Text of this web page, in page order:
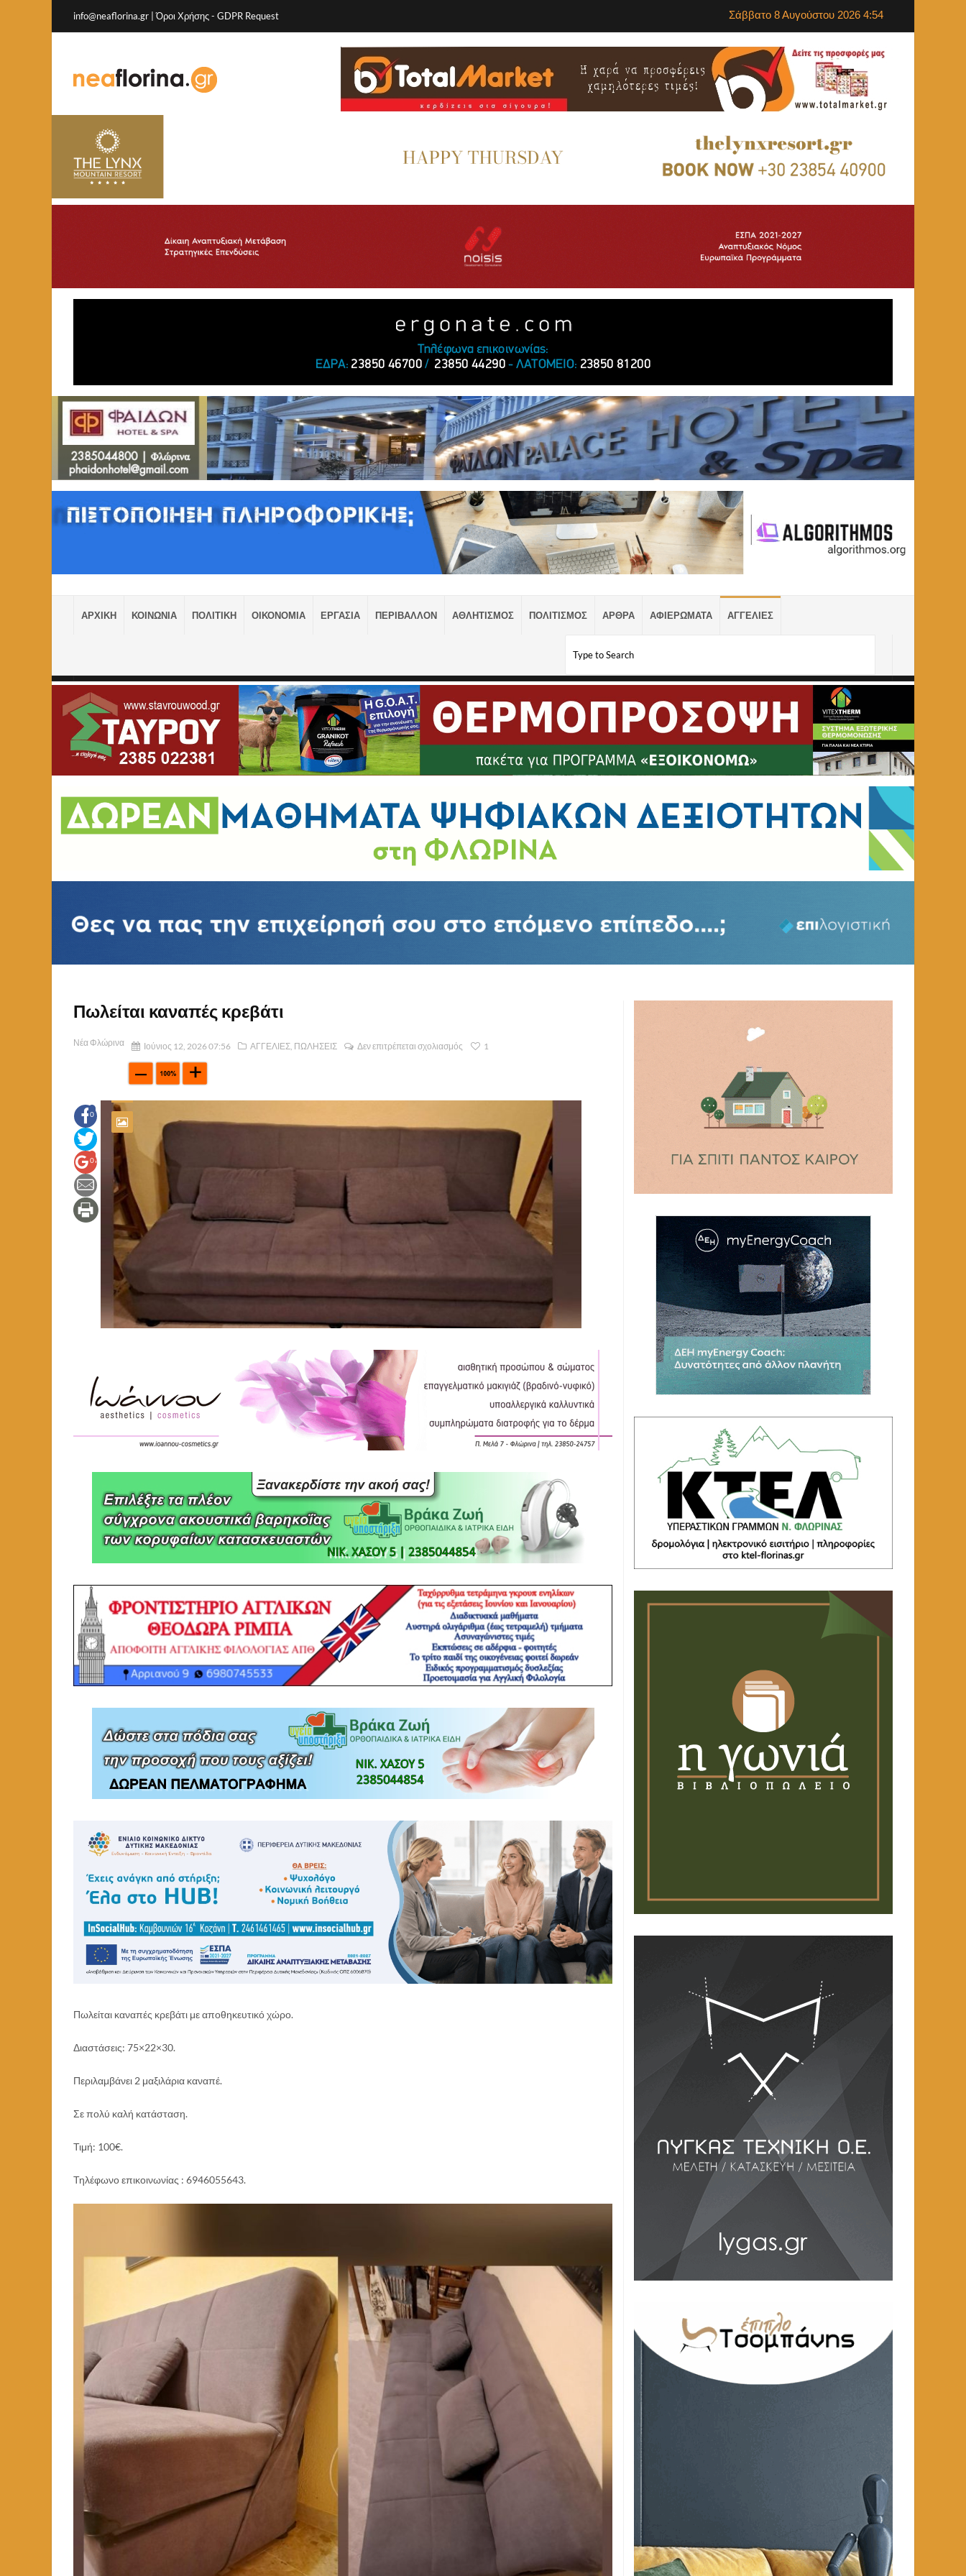
info@neaflorina.gr |Όροι Χρήσης- GDPR Request Σάββατο 8 Αυγούστου 2026 4:54
ΑΡΧΙΚΗ ΚΟΙΝΩΝΙΑ ΠΟΛΙΤΙΚΗ ΟΙΚΟΝΟΜΙΑ ΕΡΓΑΣΙΑ ΠΕΡΙΒΑΛΛΟΝ ΑΘΛΗΤΙΣΜΟΣ ΠΟΛΙΤΙΣΜΟΣ ΑΡΘΡΑ ΑΦΙΕΡΩΜΑΤΑ ΑΓΓΕΛΙΕΣ
Πωλείται καναπές κρεβάτι
Νέα Φλώρινα Ιούνιος 12, 2026 07:56 ΑΓΓΕΛΙΕΣ ΠΩΛΗΣΕΙΣ Δεν επιτρέπεται σχολιασμός 1
0
0
Πωλείται καναπές κρεβάτι με αποθηκευτικό χώρο.
Διαστάσεις: 75×22×30.
Περιλαμβάνει 2 μαξιλάρια καναπέ.
Σε πολύ καλή κατάσταση.
Τιμή: 100€.
Τηλέφωνο επικοινωνίας : 6946055643.